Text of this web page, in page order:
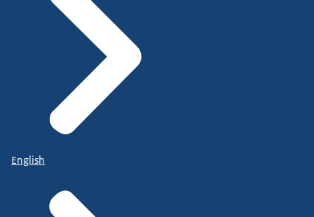
English